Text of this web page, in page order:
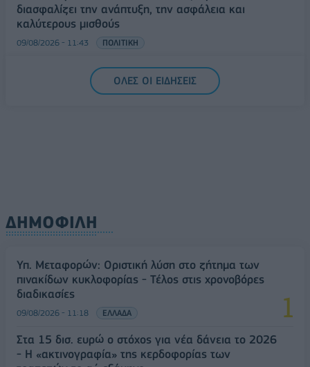
διασφαλίζει την ανάπτυξη, την ασφάλεια και
καλύτερους μισθούς
09/08/2026 - 11:43 ΠΟΛΙΤΙΚΗ
Υπ. Μεταφορών: Οριστική λύση στο ζήτημα των
πινακίδων κυκλοφορίας - Τέλος στις χρονοβόρες
ΟΛΕΣ ΟΙ ΕΙΔΗΣΕΙΣ
ΔΗΜΟΦΙΛΗ
Υπ. Μεταφορών: Οριστική λύση στο ζήτημα των
πινακίδων κυκλοφορίας - Τέλος στις χρονοβόρες
διαδικασίες
09/08/2026 - 11:18 ΕΛΛΑΔΑ
Στα 15 δισ. ευρώ ο στόχος για νέα δάνεια το 2026
- Η «ακτινογραφία» της κερδοφορίας των